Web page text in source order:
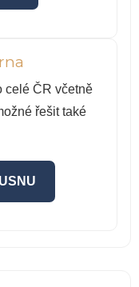
celé ČR včetně
řešit také